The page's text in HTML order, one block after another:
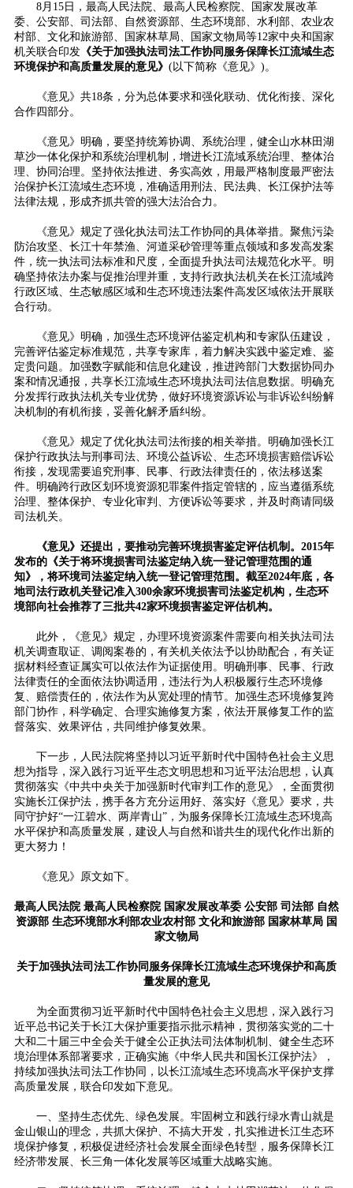
8月15日，最高人民法院、最高人民检察院、国家发展改革
委、公安部、司法部、自然资源部、生态环境部、水利部、农业农
村部、文化和旅游部、国家林草局、国家文物局等12家中央和国家
机关联合印发《关于加强执法司法工作协同服务保障长江流域生态
环境保护和高质量发展的意见》 (以下简称《意见》)。
《意见》共18条，分为总体要求和强化联动、优化衔接、深化
合作四部分。
《意见》明确，要坚持统筹协调、系统治理，健全山水林田湖
草沙一体化保护和系统治理机制，增进长江流域系统治理、整体治
理、协同治理。坚持依法推进、务实高效，用最严格制度最严密法
治保护长江流域生态环境，准确适用刑法、民法典、长江保护法等
法律法规，形成齐抓共管的强大法治合力。
《意见》规定了强化执法司法工作协同的具体举措。聚焦污染
防治攻坚、长江十年禁渔、河道采砂管理等重点领域和多发高发案
件，统一执法司法标准和尺度，全面提升执法司法规范化水平。明
确坚持依法办案与促推治理并重，支持行政执法机关在长江流域跨
行政区域、生态敏感区域和生态环境违法案件高发区域依法开展联
合行动。
《意见》明确，加强生态环境评估鉴定机构和专家队伍建设，
完善评估鉴定标准规范，共享专家库，着力解决实践中鉴定难、鉴
定贵问题。加强数字赋能和信息化建设，推进跨部门大数据协同办
案和情况通报，共享长江流域生态环境执法司法信息数据。明确充
分发挥行政执法机关专业优势，做好环境资源诉讼与非诉讼纠纷解
决机制的有机衔接，妥善化解矛盾纠纷。
《意见》规定了优化执法司法衔接的相关举措。明确加强长江
保护行政执法与刑事司法、环境公益诉讼、生态环境损害赔偿诉讼
衔接，发现需要追究刑事、民事、行政法律责任的，依法移送案
件。明确跨行政区划环境资源犯罪案件指定管辖的，应当遵循系统
治理、整体保护、专业化审判、方便诉讼等要求，并及时商请同级
司法机关。
《意见》还提出，要推动完善环境损害鉴定评估机制。2015年
发布的《关于将环境损害司法鉴定纳入统一登记管理范围的通
知》，将环境司法鉴定纳入统一登记管理范围。截至2024年底，各
地司法行政机关登记准入300余家环境损害司法鉴定机构，生态环
境部向社会推荐了三批共42家环境损害鉴定评估机构。
此外，《意见》规定，办理环境资源案件需要向相关执法司法
机关调查取证、调阅案卷的，有关机关依法予以协助配合，有关证
据材料经查证属实可以依法作为证据使用。明确刑事、民事、行政
法律责任的全面依法协调适用，违法行为人积极履行生态环境修
复、赔偿责任的，依法作为从宽处理的情节。加强生态环境修复跨
部门协作，科学确定、合理实施修复方案，依法开展修复工作的监
督落实、效果评估，共同维护修复效果。
下一步，人民法院将坚持以习近平新时代中国特色社会主义思
想为指导，深入践行习近平生态文明思想和习近平法治思想，认真
贯彻落实《中共中央关于加强新时代审判工作的意见》，全面贯彻
实施长江保护法，携手各方充分运用好、落实好《意见》要求，共
同守护好“一江碧水、两岸青山”，为服务保障长江流域生态环境高
水平保护和高质量发展，建设人与自然和谐共生的现代化作出新的
更大努力！
《意见》原文如下。
最高人民法院 最高人民检察院 国家发展改革委 公安部 司法部 自然
资源部 生态环境部水利部农业农村部 文化和旅游部 国家林草局 国
家文物局
关于加强执法司法工作协同服务保障长江流域生态环境保护和高质
量发展的意见
为全面贯彻习近平新时代中国特色社会主义思想，深入践行习
近平总书记关于长江大保护重要指示批示精神，贯彻落实党的二十
大和二十届三中全会关于健全公正执法司法体制机制、健全生态环
境治理体系部署要求，正确实施《中华人民共和国长江保护法》，
持续加强执法司法工作协同，以长江流域生态环境高水平保护支撑
高质量发展，联合印发如下意见。
一、坚持生态优先、绿色发展。牢固树立和践行绿水青山就是
金山银山的理念，共抓大保护、不搞大开发，扎实推进长江生态环
境保护修复，积极促进经济社会发展全面绿色转型，服务保障长江
经济带发展、长三角一体化发展等区域重大战略实施。